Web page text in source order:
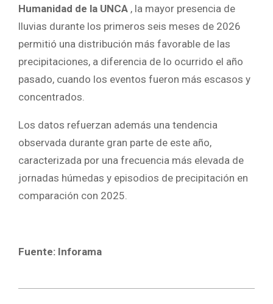
Humanidad de la UNCA , la mayor presencia de
lluvias durante los primeros seis meses de 2026
permitió una distribución más favorable de las
precipitaciones, a diferencia de lo ocurrido el año
pasado, cuando los eventos fueron más escasos y
concentrados.
Los datos refuerzan además una tendencia
observada durante gran parte de este año,
caracterizada por una frecuencia más elevada de
jornadas húmedas y episodios de precipitación en
comparación con 2025.
Fuente: Inforama